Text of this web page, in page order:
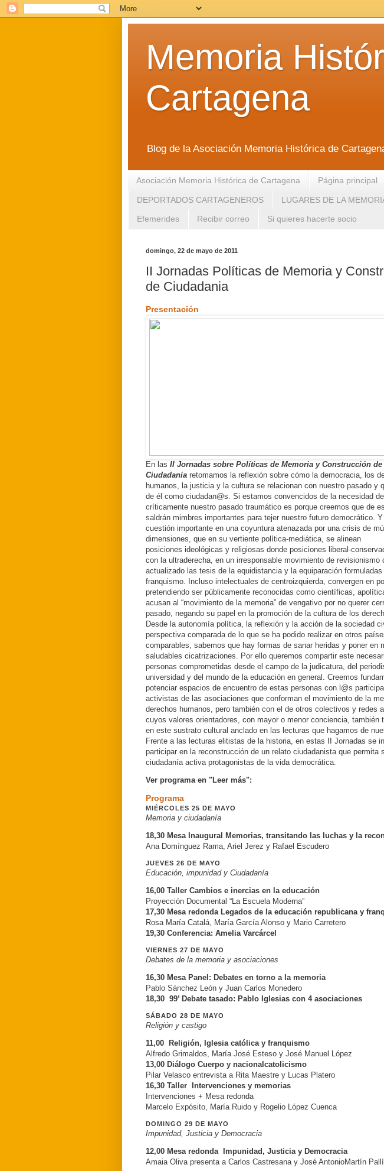
Memoria
Cartagena
Blog de la Asociación Memoria Histórica de
Asociación Memoria Histórica de Cartagena Página principal
DEPORTADOS CARTAGENEROS LUGARES DE LA
Efemerides Recibir correo Si quieres hacerte socio
domingo, 22 de mayo de 2011
II Jornadas Políticas de Memoria y
de Ciudadania
Presentación
En las II Jornadas sobre Políticas de Memoria y Construcción de
Ciudadanía retomamos la reflexión sobre cómo la democracia, los
humanos, la justicia y la cultura se relacionan con nuestro pasado y
de él como ciudadan@s. Si estamos convencidos de la necesidad
críticamente nuestro pasado traumático es porque creemos que de
saldrán mimbres importantes para tejer nuestro futuro democrático.
cuestión importante en una coyuntura atenazada por una crisis de
dimensiones, que en su vertiente política-mediática, se alinean
posiciones ideológicas y religiosas donde posiciones liberal-
con la ultraderecha, en un irresponsable movimiento de revisionismo
actualizado las tesis de la equidistancia y la equiparación formuladas
franquismo. Incluso intelectuales de centroizquierda, convergen en
pretendiendo ser públicamente reconocidas como científicas,
acusan al “movimiento de la memoria” de vengativo por no querer
pasado, negando su papel en la promoción de la cultura de los
Desde la autonomía política, la reflexión y la acción de la sociedad
perspectiva comparada de lo que se ha podido realizar en otros
comparables, sabemos que hay formas de sanar heridas y poner en
saludables cicatrizaciones. Por ello queremos compartir este
personas comprometidas desde el campo de la judicatura, del
universidad y del mundo de la educación en general. Creemos
potenciar espacios de encuentro de estas personas con l@s
activistas de las asociaciones que conforman el movimiento de la
derechos humanos, pero también con el de otros colectivos y redes
cuyos valores orientadores, con mayor o menor conciencia, también
en este sustrato cultural anclado en las lecturas que hagamos de
Frente a las lecturas elitistas de la historia, en estas II Jornadas se
participar en la reconstrucción de un relato ciudadanista que permita
ciudadanía activa protagonistas de la vida democrática.
Ver programa en "Leer más":
Programa
MIÉRCOLES 25 DE MAYO
Memoria y ciudadanía
18,30 Mesa Inaugural Memorias, transitando las luchas y la
Ana Domínguez Rama, Ariel Jerez y Rafael Escudero
JUEVES 26 DE MAYO
Educación, impunidad y Ciudadanía
16,00 Taller Cambios e inercias en la educación
Proyección Documental “La Escuela Moderna”
17,30 Mesa redonda Legados de la educación republicana y
Rosa María Catalá, María García Alonso y Mario Carretero
19,30 Conferencia: Amelia Varcárcel
VIERNES 27 DE MAYO
Debates de la memoria y asociaciones
16,30 Mesa Panel: Debates en torno a la memoria
Pablo Sánchez León y Juan Carlos Monedero
18,30 99’ Debate tasado: Pablo Iglesias con 4 asociaciones
SÁBADO 28 DE MAYO
Religión y castigo
11,00 Religión, Iglesia católica y franquismo
Alfredo Grimaldos, María José Esteso y José Manuel López
13,00 Diálogo Cuerpo y nacionalcatolicismo
Pilar Velasco entrevista a Rita Maestre y Lucas Platero
16,30 Taller Intervenciones y memorias
Intervenciones + Mesa redonda
Marcelo Expósito, María Ruido y Rogelio López Cuenca
DOMINGO 29 DE MAYO
Impunidad, Justicia y Democracia
12,00 Mesa redonda Impunidad, Justicia y Democracia
Amaia Oliva presenta a Carlos Castresana y José AntonioMartín